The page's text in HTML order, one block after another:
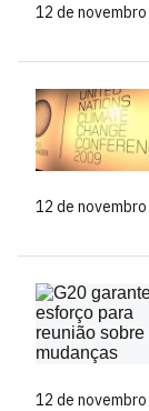
12 de
12 de
12 de